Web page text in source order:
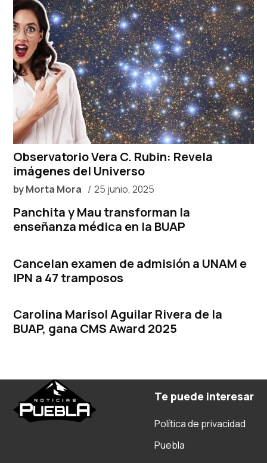
Observatorio Vera C. Rubin: Revela
imágenes del Universo
byMorta Mora 25 junio, 2025
Panchita y Mau transforman la
enseñanza médica en la BUAP
Cancelan examen de admisión a UNAM e
IPN a 47 tramposos
Carolina Marisol Aguilar Rivera de la
BUAP, gana CMS Award 2025
Te puede interesar
Política de privacidad
Puebla